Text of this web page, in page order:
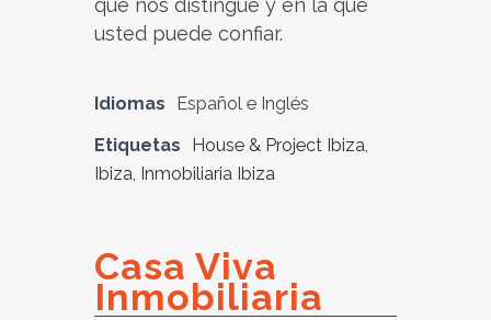
que nos distingue y en la que
usted puede confiar.
Idiomas
Español e Inglés
Etiquetas
House & Project Ibiza,
Ibiza, Inmobiliaria Ibiza
Casa Viva
Inmobiliaria